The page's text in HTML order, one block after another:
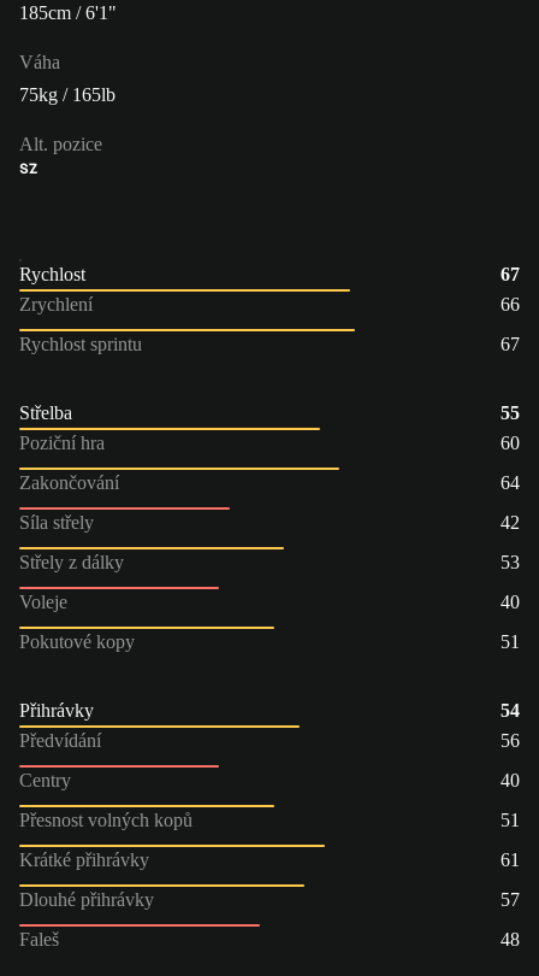
185cm / 6'1"
Váha
75kg / 165lb
Alt. pozice
SZ
Rychlost
67
Zrychlení
66
Rychlost sprintu
67
Střelba
55
Poziční hra
60
Zakončování
64
Síla střely
42
Střely z dálky
53
Voleje
40
Pokutové kopy
51
Přihrávky
54
Předvídání
56
Centry
40
Přesnost volných kopů
51
Krátké přihrávky
61
Dlouhé přihrávky
57
Faleš
48